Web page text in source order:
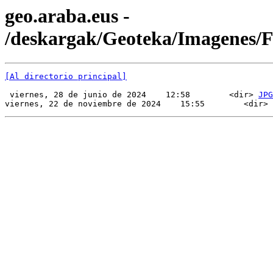
geo.araba.eus -
/deskargak/Geoteka/Imagenes/
[Al directorio principal]
viernes, 28 de junio de 2024    12:58        <dir> JPG
viernes, 22 de noviembre de 2024    15:55        <dir>